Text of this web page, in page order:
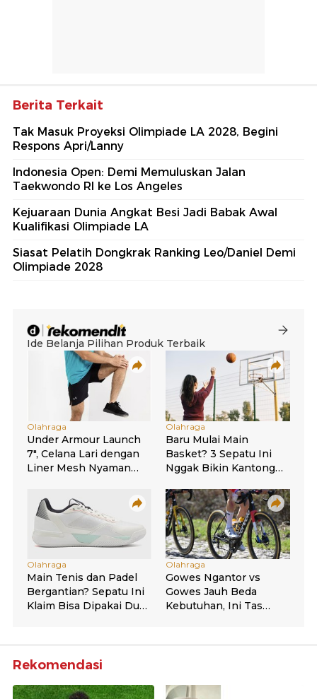
Berita Terkait
Tak Masuk Proyeksi Olimpiade LA 2028, Begini
Respons Apri/Lanny
Indonesia Open: Demi Memuluskan Jalan
Taekwondo RI ke Los Angeles
Kejuaraan Dunia Angkat Besi Jadi Babak Awal
Kualifikasi Olimpiade LA
Siasat Pelatih Dongkrak Ranking Leo/Daniel Demi
Olimpiade 2028
Rekomendasi